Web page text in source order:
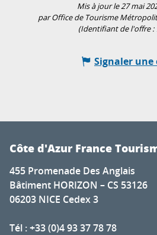
Mis à jour le 27 mai
par Office de Tourisme
(Identifiant de l'offre :
Signaler une
Côte d'Azur France
455 Promenade Des Anglais
Bâtiment HORIZON – CS 53126
06203 NICE Cedex 3
Tél : +33 (0)4 93 37 78 78